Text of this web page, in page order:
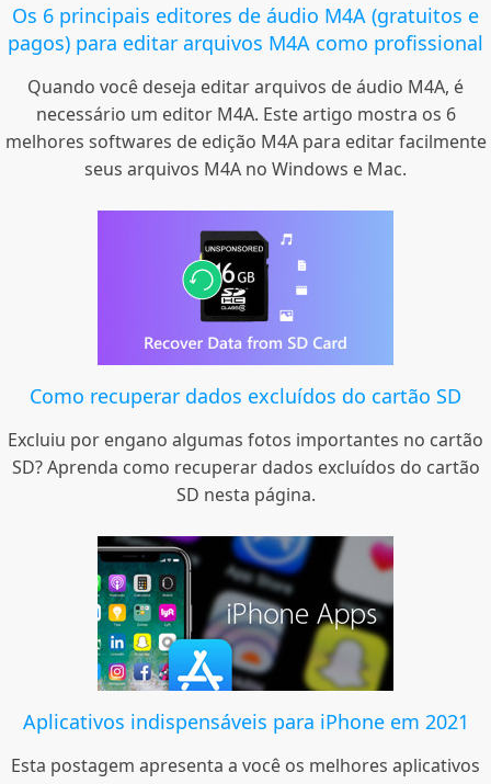
Os 6 principais editores de áudio M4A (gratuitos e
pagos) para editar arquivos M4A como profissional
Quando você deseja editar arquivos de áudio M4A, é
necessário um editor M4A. Este artigo mostra os 6
melhores softwares de edição M4A para editar facilmente
seus arquivos M4A no Windows e Mac.
Como recuperar dados excluídos do cartão SD
Excluiu por engano algumas fotos importantes no cartão
SD? Aprenda como recuperar dados excluídos do cartão
SD nesta página.
Aplicativos indispensáveis ​​para iPhone em 2021
Esta postagem apresenta a você os melhores aplicativos